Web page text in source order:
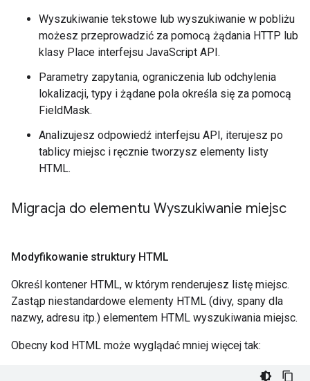
Wyszukiwanie tekstowe lub wyszukiwanie w pobliżu
możesz przeprowadzić za pomocą żądania HTTP lub
klasy Place interfejsu JavaScript API.
Parametry zapytania, ograniczenia lub odchylenia
lokalizacji, typy i żądane pola określa się za pomocą
FieldMask.
Analizujesz odpowiedź interfejsu API, iterujesz po
tablicy miejsc i ręcznie tworzysz elementy listy
HTML.
Migracja do elementu Wyszukiwanie miejsc
Modyfikowanie struktury HTML
Określ kontener HTML, w którym renderujesz listę miejsc.
Zastąp niestandardowe elementy HTML (divy, spany dla
nazwy, adresu itp.) elementem HTML wyszukiwania miejsc.
Obecny kod HTML może wyglądać mniej więcej tak: